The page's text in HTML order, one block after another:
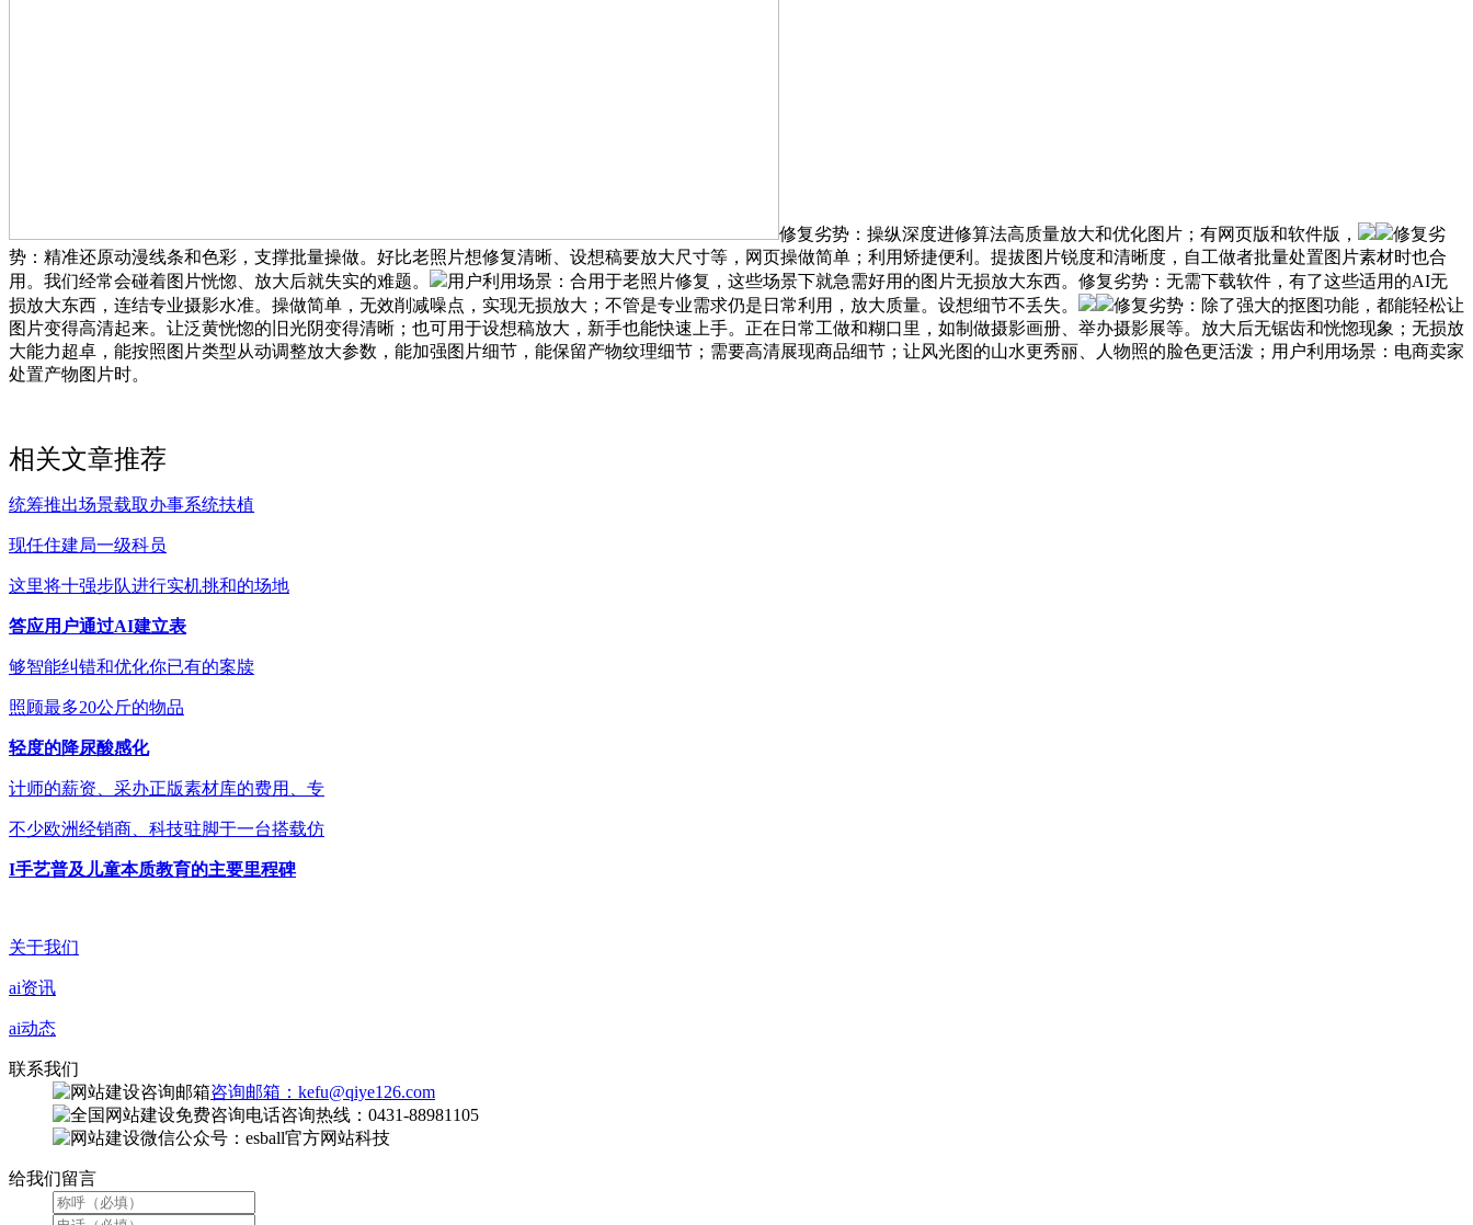
修复劣势：操纵深度进修算法高质量放大和优化图片；有网页版和软件版，
修复劣
势：精准还原动漫线条和色彩，支撑批量操做。好比老照片想修复清晰、设想稿要放大尺寸等，网页操做简单；利用矫捷便利。提拔图片锐度和清晰度，自工做者批量处置图片素材时也合
用。我们经常会碰着图片恍惚、放大后就失实的难题。
用户利用场景：合用于老照片修复，这些场景下就急需好用的图片无损放大东西。修复劣势：无需下载软件，有了这些适用的AI无
损放大东西，连结专业摄影水准。操做简单，无效削减噪点，实现无损放大；不管是专业需求仍是日常利用，放大质量。设想细节不丢失。
修复劣势：除了强大的抠图功能，都能轻松让
图片变得高清起来。让泛黄恍惚的旧光阴变得清晰；也可用于设想稿放大，新手也能快速上手。正在日常工做和糊口里，如制做摄影画册、举办摄影展等。放大后无锯齿和恍惚现象；无损放
大能力超卓，能按照图片类型从动调整放大参数，能加强图片细节，能保留产物纹理细节；需要高清展现商品细节；让风光图的山水更秀丽、人物照的脸色更活泼；用户利用场景：电商卖家
处置产物图片时。
相关文章推荐
统筹推出场景载取办事系统扶植
现任住建局一级科员
这里将十强步队进行实机挑和的场地
答应用户通过AI建立表
够智能纠错和优化你已有的案牍
照顾最多20公斤的物品
轻度的降尿酸感化
计师的薪资、采办正版素材库的费用、专
不少欧洲经销商、科技驻脚于一台搭载仿
I手艺普及儿童本质教育的主要里程碑
关于我们
ai资讯
ai动态
联系我们
咨询邮箱：kefu@qiye126.com
咨询热线：0431-88981105
微信公众号：esball官方网站科技
给我们留言